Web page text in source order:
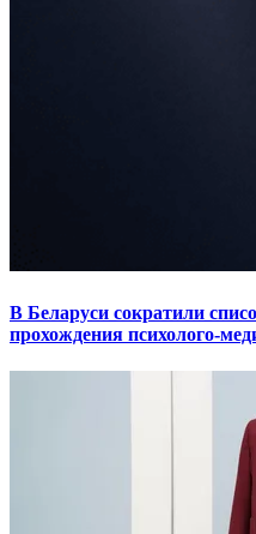
В Беларуси сократили
прохождения психолого-